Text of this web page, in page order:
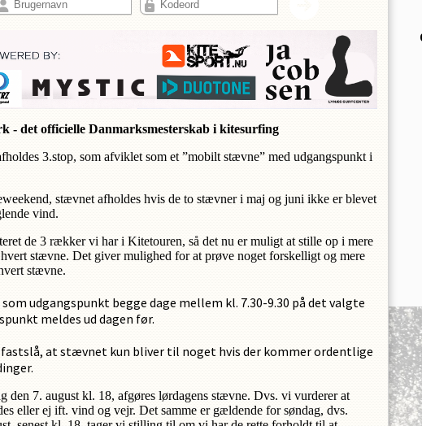
OPRET EN PROFIL
- det officielle Danmarksmesterskab i kitesurfing
3.stop, som afviklet som et ”mobilt stævne” med udgangspunkt i
stævnet afholdes hvis de to stævner i maj og juni ikke er blevet
vind.
de 3 rækker vi har i Kitetouren, så det nu er muligt at stille op i mere
stævne. Det giver mulighed for at prøve noget forskelligt og mere
stævne.
udgangspunkt begge dage mellem kl. 7.30-9.30 på det valgte
meldes ud dagen før.
at stævnet kun bliver til noget hvis der kommer ordentlige
den 7. august kl. 18, afgøres lørdagens stævne. Dvs. vi vurderer at
eller ej ift. vind og vejr. Det samme er gældende for søndag, dvs.